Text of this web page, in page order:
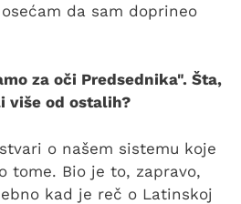
da sam doprineo
za oči Predsednika". Šta,
više od ostalih?
o našem sistemu koje
tome. Bio je to, zapravo,
kad je reč o Latinskoj